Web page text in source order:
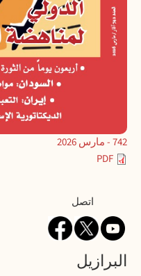
742 - مارس 2026
PDF
Contactاتصل
البرازيل